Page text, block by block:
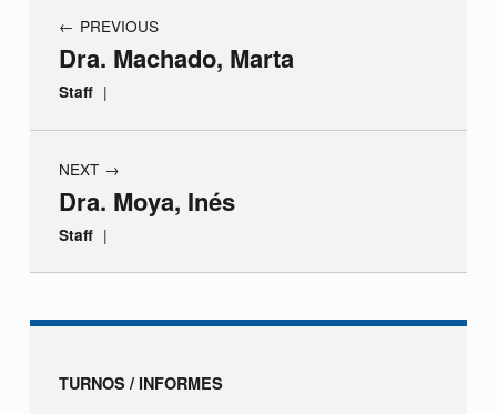
M
e
o
z
PREVIOUS
Dra. Machado, Marta
Staff |
NEXT
Dra. Moya, Inés
Staff |
Sidebar
TURNOS / INFORMES